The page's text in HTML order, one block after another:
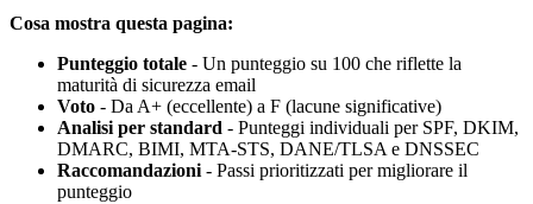
Cosa mostra questa pagina:
Punteggio totale - Un punteggio su 100 che riflette la
maturità di sicurezza email
Voto - Da A+ (eccellente) a F (lacune significative)
Analisi per standard - Punteggi individuali per SPF, DKIM,
DMARC, BIMI, MTA-STS, DANE/TLSA e DNSSEC
Raccomandazioni - Passi prioritizzati per migliorare il
punteggio